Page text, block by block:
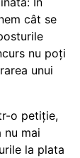
cât se
nu poți
unui
o petiție,
nu mai
la plata